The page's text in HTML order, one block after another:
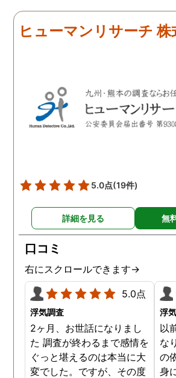
士と一緒に戦っていこうと
思います。探偵に支払った
ますから。」と言う探偵か
らの言葉には本当に励まさ
れました。これからも弁護
だ
な
ヒューマンリサーチ 株
5.0点(19件)
詳細を見る 無
口コミ
右にスクロールできます→
5.0点
浮気調査
2ヶ月、お世話になりまし
た 調査が終わるまで感情を
ぐっと堪えるのは本当に大
変でした。ですが、その度
浮
以
な
の
身